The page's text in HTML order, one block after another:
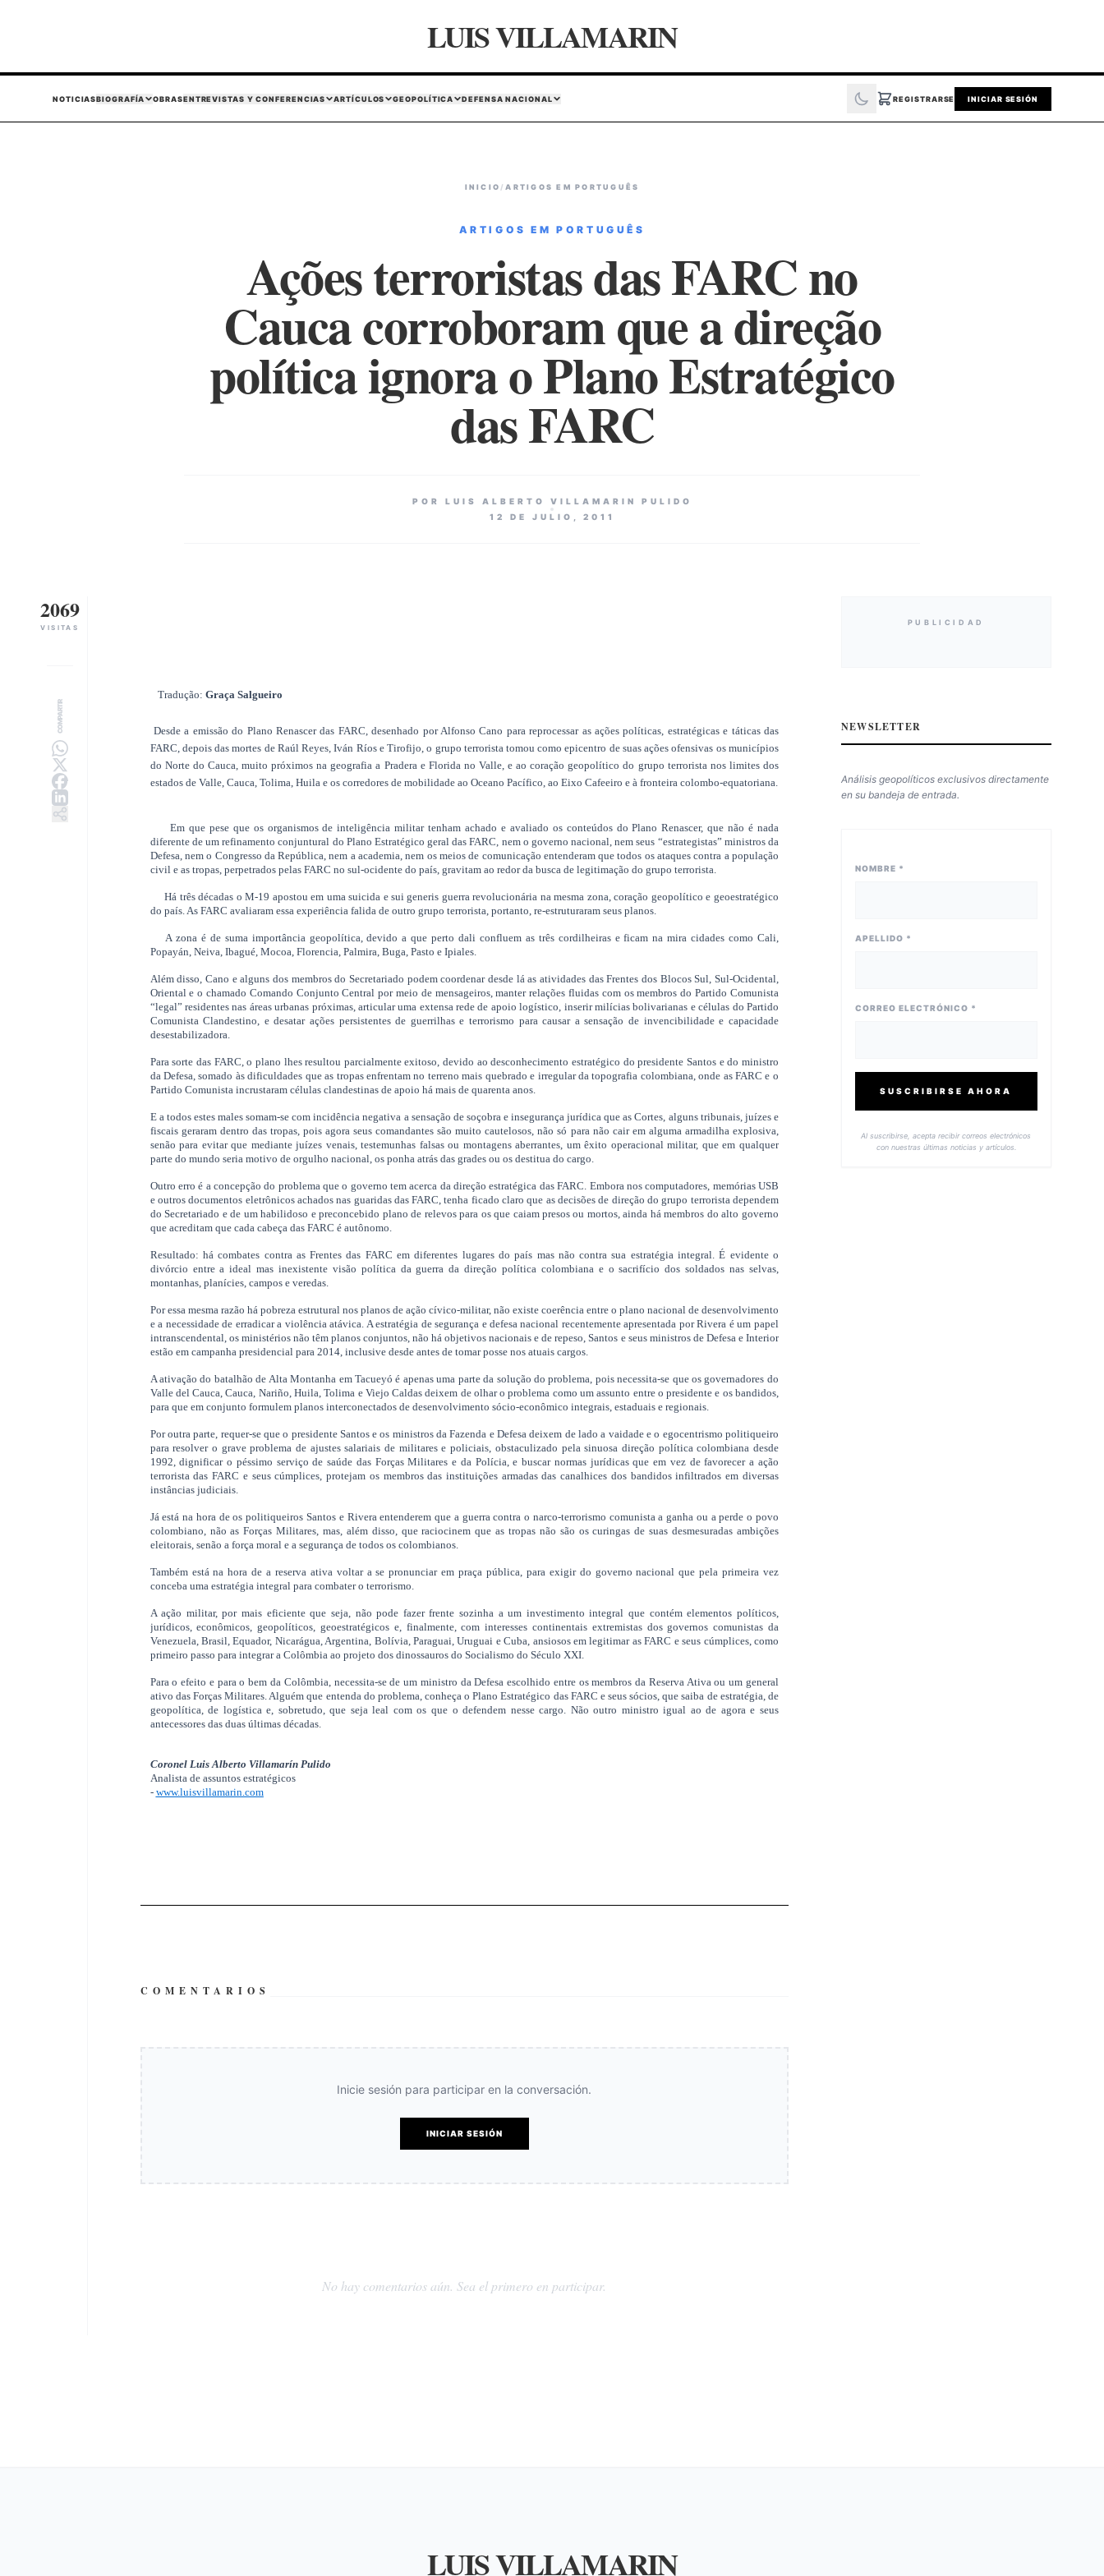
LUIS VILLAMARIN
NOTICIASBIOGRAFÍA OBRASENTREVISTAS Y CONFERENCIAS ARTÍCULOS GEOPOLÍTICA DEFENSA NACIONAL REGISTRARSE INICIAR SESIÓN
INICIO /ARTIGOS EM PORTUGUÊS
ARTIGOS EM PORTUGUÊS
Ações terroristas das FARC no
Cauca corroboram que a direção
política ignora o Plano Estratégico
das FARC
POR LUIS ALBERTO VILLAMARIN PULIDO
12 DE JULIO, 2011
2069
VISITAS
COMPARTIR
Tradução: Graça Salgueiro
Desde a emissão do Plano Renascer das FARC, desenhado por Alfonso Cano para reprocessar as ações políticas, estratégicas e táticas das
FARC, depois das mortes de Raúl Reyes, Iván Ríos e Tirofijo, o grupo terrorista tomou como epicentro de suas ações ofensivas os municípios
do Norte do Cauca, muito próximos na geografia a Pradera e Florida no Valle, e ao coração geopolítico do grupo terrorista nos limites dos
estados de Valle, Cauca, Tolima, Huila e os corredores de mobilidade ao Oceano Pacífico, ao Eixo Cafeeiro e à fronteira colombo-equatoriana.
Em que pese que os organismos de inteligência militar tenham achado e avaliado os conteúdos do Plano Renascer, que não é nada
diferente de um refinamento conjuntural do Plano Estratégico geral das FARC, nem o governo nacional, nem seus “estrategistas” ministros da
Defesa, nem o Congresso da República, nem a academia, nem os meios de comunicação entenderam que todos os ataques contra a população
civil e as tropas, perpetrados pelas FARC no sul-ocidente do país, gravitam ao redor da busca de legitimação do grupo terrorista.
Há três décadas o M-19 apostou em uma suicida e sui generis guerra revolucionária na mesma zona, coração geopolítico e geoestratégico
do país. As FARC avaliaram essa experiência falida de outro grupo terrorista, portanto, re-estruturaram seus planos.
A zona é de suma importância geopolítica, devido a que perto dali confluem as três cordilheiras e ficam na mira cidades como Cali,
Popayán, Neiva, Ibagué, Mocoa, Florencia, Palmira, Buga, Pasto e Ipiales.
Além disso, Cano e alguns dos membros do Secretariado podem coordenar desde lá as atividades das Frentes dos Blocos Sul, Sul-Ocidental,
Oriental e o chamado Comando Conjunto Central por meio de mensageiros, manter relações fluidas com os membros do Partido Comunista
“legal” residentes nas áreas urbanas próximas, articular uma extensa rede de apoio logístico, inserir milícias bolivarianas e células do Partido
Comunista Clandestino, e desatar ações persistentes de guerrilhas e terrorismo para causar a sensação de invencibilidade e capacidade
desestabilizadora.
Para sorte das FARC, o plano lhes resultou parcialmente exitoso, devido ao desconhecimento estratégico do presidente Santos e do ministro
da Defesa, somado às dificuldades que as tropas enfrentam no terreno mais quebrado e irregular da topografia colombiana, onde as FARC e o
Partido Comunista incrustaram células clandestinas de apoio há mais de quarenta anos.
E a todos estes males somam-se com incidência negativa a sensação de soçobra e insegurança jurídica que as Cortes, alguns tribunais, juízes e
fiscais geraram dentro das tropas, pois agora seus comandantes são muito cautelosos, não só para não cair em alguma armadilha explosiva,
senão para evitar que mediante juízes venais, testemunhas falsas ou montagens aberrantes, um êxito operacional militar, que em qualquer
parte do mundo seria motivo de orgulho nacional, os ponha atrás das grades ou os destitua do cargo.
Outro erro é a concepção do problema que o governo tem acerca da direção estratégica das FARC. Embora nos computadores, memórias USB
e outros documentos eletrônicos achados nas guaridas das FARC, tenha ficado claro que as decisões de direção do grupo terrorista dependem
do Secretariado e de um habilidoso e preconcebido plano de relevos para os que caiam presos ou mortos, ainda há membros do alto governo
que acreditam que cada cabeça das FARC é autônomo.
Resultado: há combates contra as Frentes das FARC em diferentes lugares do país mas não contra sua estratégia integral. É evidente o
divórcio entre a ideal mas inexistente visão política da guerra da direção política colombiana e o sacrifício dos soldados nas selvas,
montanhas, planícies, campos e veredas.
Por essa mesma razão há pobreza estrutural nos planos de ação cívico-militar, não existe coerência entre o plano nacional de desenvolvimento
e a necessidade de erradicar a violência atávica. A estratégia de segurança e defesa nacional recentemente apresentada por Rivera é um papel
intranscendental, os ministérios não têm planos conjuntos, não há objetivos nacionais e de repeso, Santos e seus ministros de Defesa e Interior
estão em campanha presidencial para 2014, inclusive desde antes de tomar posse nos atuais cargos.
A ativação do batalhão de Alta Montanha em Tacueyó é apenas uma parte da solução do problema, pois necessita-se que os governadores do
Valle del Cauca, Cauca, Nariño, Huila, Tolima e Viejo Caldas deixem de olhar o problema como um assunto entre o presidente e os bandidos,
para que em conjunto formulem planos interconectados de desenvolvimento sócio-econômico integrais, estaduais e regionais.
Por outra parte, requer-se que o presidente Santos e os ministros da Fazenda e Defesa deixem de lado a vaidade e o egocentrismo politiqueiro
para resolver o grave problema de ajustes salariais de militares e policiais, obstaculizado pela sinuosa direção política colombiana desde
1992, dignificar o péssimo serviço de saúde das Forças Militares e da Polícia, e buscar normas jurídicas que em vez de favorecer a ação
terrorista das FARC e seus cúmplices, protejam os membros das instituições armadas das canalhices dos bandidos infiltrados em diversas
instâncias judiciais.
Já está na hora de os politiqueiros Santos e Rivera entenderem que a guerra contra o narco-terrorismo comunista a ganha ou a perde o povo
colombiano, não as Forças Militares, mas, além disso, que raciocinem que as tropas não são os curingas de suas desmesuradas ambições
eleitorais, senão a força moral e a segurança de todos os colombianos.
Também está na hora de a reserva ativa voltar a se pronunciar em praça pública, para exigir do governo nacional que pela primeira vez
conceba uma estratégia integral para combater o terrorismo.
A ação militar, por mais eficiente que seja, não pode fazer frente sozinha a um investimento integral que contém elementos políticos,
jurídicos, econômicos, geopolíticos, geoestratégicos e, finalmente, com interesses continentais extremistas dos governos comunistas da
Venezuela, Brasil, Equador, Nicarágua, Argentina, Bolívia, Paraguai, Uruguai e Cuba, ansiosos em legitimar as FARC e seus cúmplices, como
primeiro passo para integrar a Colômbia ao projeto dos dinossauros do Socialismo do Século XXI.
Para o efeito e para o bem da Colômbia, necessita-se de um ministro da Defesa escolhido entre os membros da Reserva Ativa ou um general
ativo das Forças Militares. Alguém que entenda do problema, conheça o Plano Estratégico das FARC e seus sócios, que saiba de estratégia, de
geopolítica, de logística e, sobretudo, que seja leal com os que o defendem nesse cargo. Não outro ministro igual ao de agora e seus
antecessores das duas últimas décadas.
Coronel Luis Alberto Villamarín Pulido
Analista de assuntos estratégicos
- www.luisvillamarin.com
COMENTARIOS
Inicie sesión para participar en la conversación.
INICIAR SESIÓN
No hay comentarios aún. Sea el primero en participar.
PUBLICIDAD
NEWSLETTER
Análisis geopolíticos exclusivos directamente
en su bandeja de entrada.
NOMBRE *
APELLIDO *
CORREO ELECTRÓNICO *
SUSCRIBIRSE AHORA
Al suscribirse, acepta recibir correos electrónicos
con nuestras últimas noticias y artículos.
LUIS VILLAMARIN